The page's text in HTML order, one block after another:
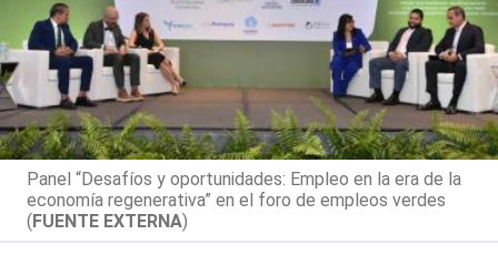
Panel “Desafíos y oportunidades: Empleo en la era de la
economía regenerativa” en el foro de empleos verdes
(FUENTE EXTERNA)